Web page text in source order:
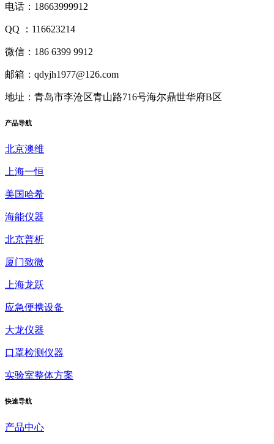
电话：18663999912
QQ ：116623214
微信：186 6399 9912
邮箱：qdyjh1977@126.com
地址：青岛市李沧区青山路716号海尔鼎世华府B区
产品导航
北京澳维
上海一恒
美国哈希
海能仪器
北京普析
厦门致微
上海龙跃
应急便携设备
大龙仪器
口罩检测仪器
实验室整体方案
快速导航
产品中心